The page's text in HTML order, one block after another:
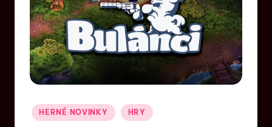
HERNÉ NOVINKY HRY